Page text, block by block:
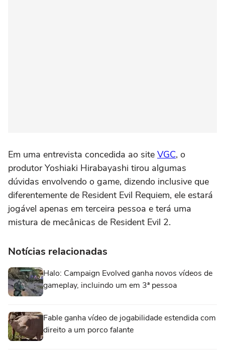
Em uma entrevista concedida ao site VGC, o
produtor Yoshiaki Hirabayashi tirou algumas
dúvidas envolvendo o game, dizendo inclusive que
diferentemente de Resident Evil Requiem, ele estará
jogável apenas em terceira pessoa e terá uma
mistura de mecânicas de Resident Evil 2.
Notícias relacionadas
Halo: Campaign Evolved ganha novos vídeos de
gameplay, incluindo um em 3ª pessoa
Fable ganha vídeo de jogabilidade estendida com
direito a um porco falante